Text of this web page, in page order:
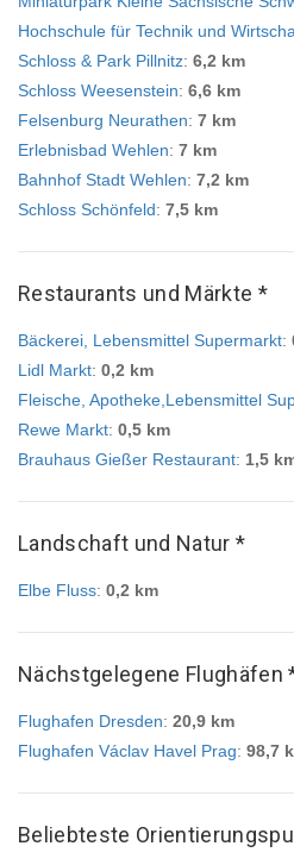
Hochschule für Technik und
Schloss & Park Pillnitz: 6,2 km
Schloss Weesenstein: 6,6 km
Felsenburg Neurathen: 7 km
Erlebnisbad Wehlen: 7 km
Bahnhof Stadt Wehlen: 7,2 km
Schloss Schönfeld: 7,5 km
Restaurants und Märkte *
Bäckerei, Lebensmittel Supermarkt:
Lidl Markt: 0,2 km
Fleische, Apotheke,Lebensmittel
Rewe Markt: 0,5 km
Brauhaus Gießer Restaurant: 1,5
Landschaft und Natur *
Elbe Fluss: 0,2 km
Nächstgelegene Flughäfen
Flughafen Dresden: 20,9 km
Flughafen Václav Havel Prag: 98,7
Beliebteste